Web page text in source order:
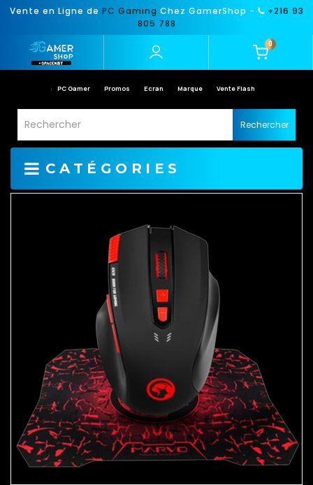
Vente en Ligne de PC Gaming Chez GamerShop -
+216 93
805 788
0
PC Gamer Promos Ecran Marque Vente Flash
Rechercher
CATÉGORIES